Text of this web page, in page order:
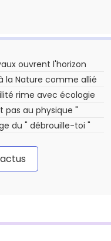
ouvrent l'horizon
la Nature comme allié
rime avec écologie
pas au physique "
du " débrouille-toi "